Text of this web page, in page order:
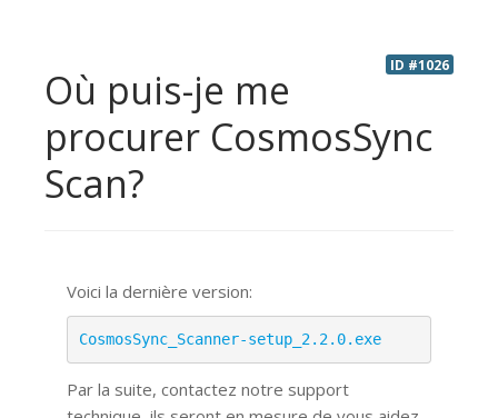
ID #1026
Où puis-je me
procurer CosmosSync
Scan?
Voici la dernière version:
CosmosSync_Scanner-setup_2.2.0.exe
Par la suite, contactez notre support